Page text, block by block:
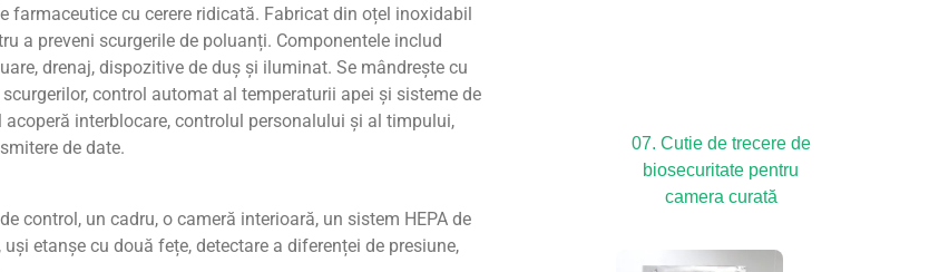
farmaceutice cu cerere ridicată. Fabricat din oțel inoxidabil
a preveni scurgerile de poluanți. Componentele includ
drenaj, dispozitive de duș și iluminat. Se mândrește cu
control automat al temperaturii apei și sisteme de
interblocare, controlul personalului și al timpului,
de date.
control, un cadru, o cameră interioară, un sistem HEPA de
etanșe cu două fețe, detectare a diferenței de presiune,
07. Cutie de trecere de
biosecuritate pentru
camera curată